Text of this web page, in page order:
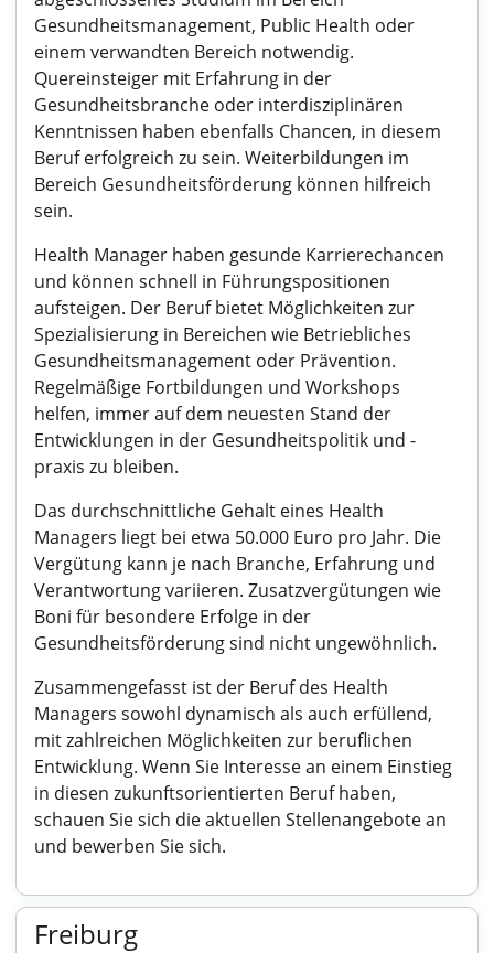
Gesundheitsmanagement, Public Health oder
einem verwandten Bereich notwendig.
Quereinsteiger mit Erfahrung in der
Gesundheitsbranche oder interdisziplinären
Kenntnissen haben ebenfalls Chancen, in diesem
Beruf erfolgreich zu sein. Weiterbildungen im
Bereich Gesundheitsförderung können hilfreich
sein.
Health Manager haben gesunde Karrierechancen
und können schnell in Führungspositionen
aufsteigen. Der Beruf bietet Möglichkeiten zur
Spezialisierung in Bereichen wie Betriebliches
Gesundheitsmanagement oder Prävention.
Regelmäßige Fortbildungen und Workshops
helfen, immer auf dem neuesten Stand der
Entwicklungen in der Gesundheitspolitik und -
praxis zu bleiben.
Das durchschnittliche Gehalt eines Health
Managers liegt bei etwa 50.000 Euro pro Jahr. Die
Vergütung kann je nach Branche, Erfahrung und
Verantwortung variieren. Zusatzvergütungen wie
Boni für besondere Erfolge in der
Gesundheitsförderung sind nicht ungewöhnlich.
Zusammengefasst ist der Beruf des Health
Managers sowohl dynamisch als auch erfüllend,
mit zahlreichen Möglichkeiten zur beruflichen
Entwicklung. Wenn Sie Interesse an einem Einstieg
in diesen zukunftsorientierten Beruf haben,
schauen Sie sich die aktuellen Stellenangebote an
und bewerben Sie sich.
Freiburg